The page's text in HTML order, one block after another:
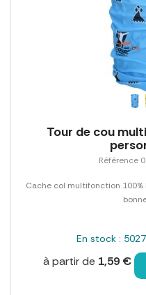
Tour de cou
Référence
Cache col multifonction 100%
En stock :
à partir de 1,59 €